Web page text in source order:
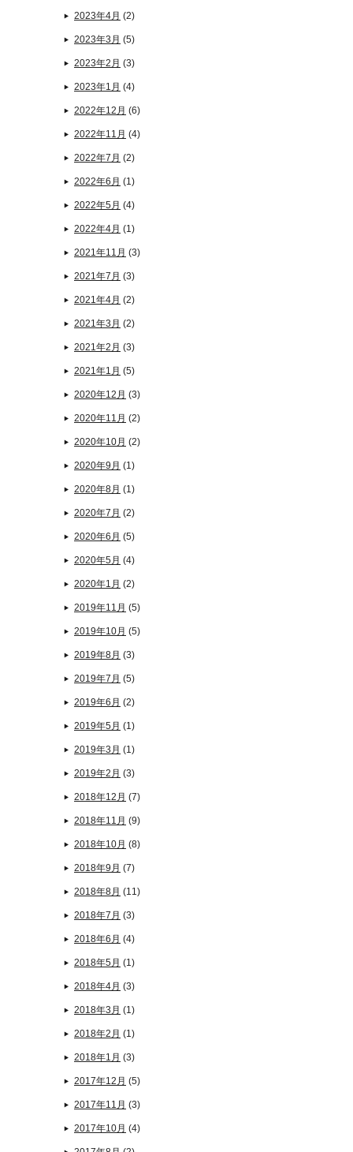
2023年4月 (2)
2023年3月 (5)
2023年2月 (3)
2023年1月 (4)
2022年12月 (6)
2022年11月 (4)
2022年7月 (2)
2022年6月 (1)
2022年5月 (4)
2022年4月 (1)
2021年11月 (3)
2021年7月 (3)
2021年4月 (2)
2021年3月 (2)
2021年2月 (3)
2021年1月 (5)
2020年12月 (3)
2020年11月 (2)
2020年10月 (2)
2020年9月 (1)
2020年8月 (1)
2020年7月 (2)
2020年6月 (5)
2020年5月 (4)
2020年1月 (2)
2019年11月 (5)
2019年10月 (5)
2019年8月 (3)
2019年7月 (5)
2019年6月 (2)
2019年5月 (1)
2019年3月 (1)
2019年2月 (3)
2018年12月 (7)
2018年11月 (9)
2018年10月 (8)
2018年9月 (7)
2018年8月 (11)
2018年7月 (3)
2018年6月 (4)
2018年5月 (1)
2018年4月 (3)
2018年3月 (1)
2018年2月 (1)
2018年1月 (3)
2017年12月 (5)
2017年11月 (3)
2017年10月 (4)